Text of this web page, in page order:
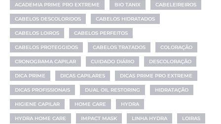
ACADEMIA PRIME PRO EXTREME BIO TANIX CABELEIREIROS
CABELOS DESCOLORIDOS CABELOS HIDRATADOS
CABELOS LOIROS CABELOS PERFEITOS
CABELOS PROTEGGIDOS CABELOS TRATADOS COLORAÇÃO
CRONOGRAMA CAPILAR CUIDADO DIÁRIO DESCOLORAÇÃO
DICA PRIME DICAS CAPILARES DICAS PRIME PRO EXTREME
DICAS PROFISSIONAIS DUAL OIL RESTORING HIDRATAÇÃO
HIGIENE CAPILAR HOME CARE HYDRA
HYDRA HOME CARE IMPACT MASK LINHA HYDRA LOIRAS